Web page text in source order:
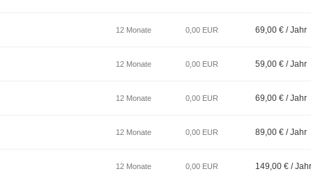
12 Monate 0,00 EUR 69,00 € / Jahr
12 Monate 0,00 EUR 59,00 € / Jahr
12 Monate 0,00 EUR 69,00 € / Jahr
12 Monate 0,00 EUR 89,00 € / Jahr
12 Monate 0,00 EUR 149,00 € / Jahr